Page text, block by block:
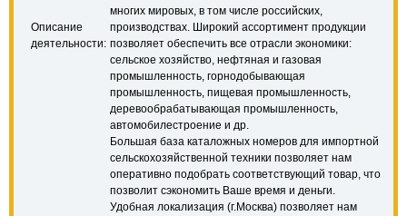
Описание
деятельности:
многих мировых, в том числе российских,
производствах. Широкий ассортимент продукции
позволяет обеспечить все отрасли экономики:
сельское хозяйство, нефтяная и газовая
промышленность, горнодобывающая
промышленность, пищевая промышленность,
деревообрабатывающая промышленность,
автомобилестроение и др.
Большая база каталожных номеров для импортной
сельскохозяйственной техники позволяет нам
оперативно подобрать соответствующий товар, что
позволит сэкономить Ваше время и деньги.
Удобная локализация (г.Москва) позволяет нам